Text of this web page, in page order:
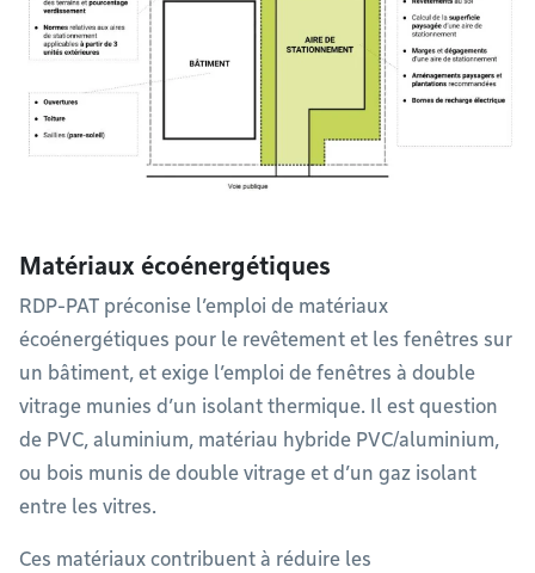
Matériaux écoénergétiques
RDP-PAT préconise l’emploi de matériaux
écoénergétiques pour le revêtement et les fenêtres sur
un bâtiment, et exige l’emploi de fenêtres à double
vitrage munies d’un isolant thermique. Il est question
de PVC, aluminium, matériau hybride PVC/aluminium,
ou bois munis de double vitrage et d’un gaz isolant
entre les vitres.
Ces matériaux contribuent à réduire les